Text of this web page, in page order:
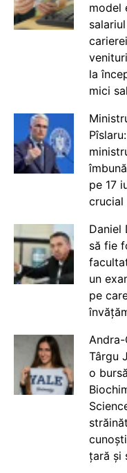
model
la
mici
pe 17
crucial
Daniel
să fie
un
pe
Târgu
o
țară și